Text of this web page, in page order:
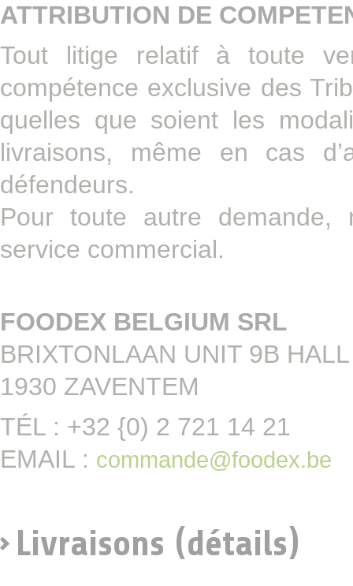
ATTRIBUTION DE
Tout litige relatif à toute
compétence exclusive des
quelles que soient les
livraisons, même en cas
défendeurs.
Pour toute autre demande,
service commercial.
FOODEX BELGIUM SRL
BRIXTONLAAN UNIT 9B
1930 ZAVENTEM
TÉL : +32 {0) 2 721 14 21
EMAIL : commande@foodex.be
Livraisons (détails)